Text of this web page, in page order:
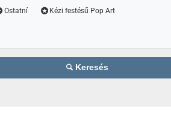
Ostatní Kézi festésű Pop Art
Keresés